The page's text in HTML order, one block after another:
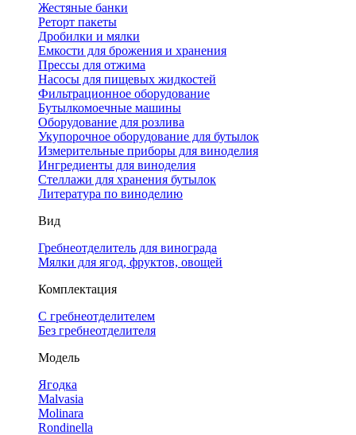
Жестяные банки
Реторт пакеты
Дробилки и мялки
Емкости для брожения и хранения
Прессы для отжима
Насосы для пищевых жидкостей
Фильтрационное оборудование
Бутылкомоечные машины
Оборудование для розлива
Укупорочное оборудование для бутылок
Измерительные приборы для виноделия
Ингредиенты для виноделия
Стеллажи для хранения бутылок
Литература по виноделию
Вид
Гребнеотделитель для винограда
Мялки для ягод, фруктов, овощей
Комплектация
С гребнеотделителем
Без гребнеотделителя
Модель
Ягодка
Malvasia
Molinara
Rondinella